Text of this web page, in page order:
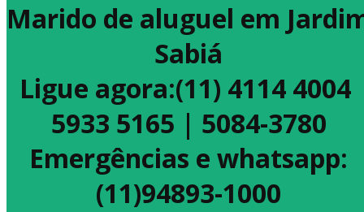
Marido de aluguel em
Sabiá
Ligue agora:(11) 4114 4004
5933 5165 | 5084-3780
Emergências e whatsapp:
(11)94893-1000